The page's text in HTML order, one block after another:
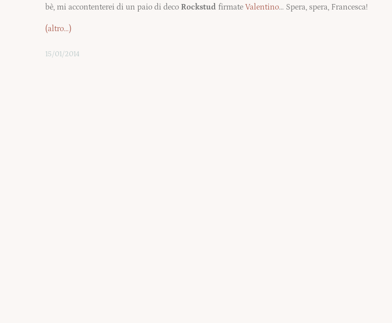
bè, mi accontenterei di un paio di deco Rockstud firmate Valentino… Spera, spera, Francesca!
(altro…)
15/01/2014